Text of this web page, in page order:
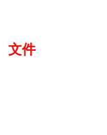
文件